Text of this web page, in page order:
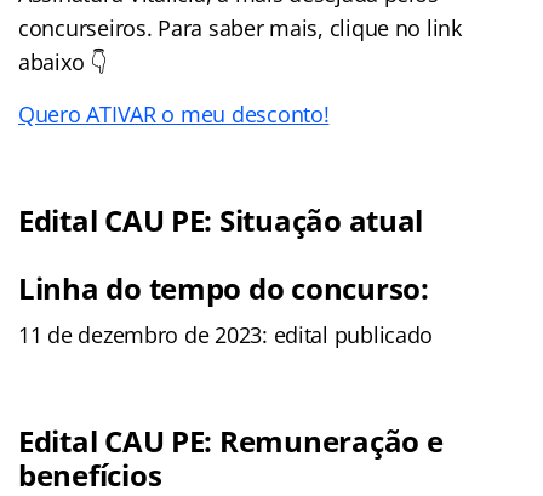
concurseiros. Para saber mais, clique no link
abaixo 👇
Quero ATIVAR o meu desconto!
Edital CAU PE: Situação atual
Linha do tempo do concurso:
11 de dezembro de 2023: edital publicado
Edital CAU PE: Remuneração e
benefícios